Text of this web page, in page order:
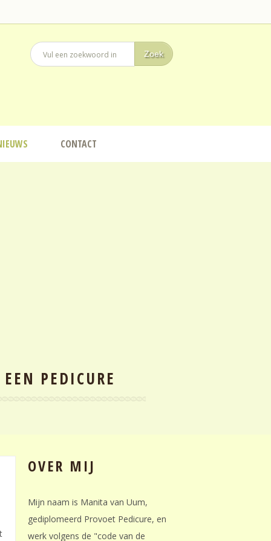
CONTACT
PEDICURE
OVER MIJ
Mijn naam is Manita van Uum,
gediplomeerd Provoet Pedicure, en
werk volgens de "code van de